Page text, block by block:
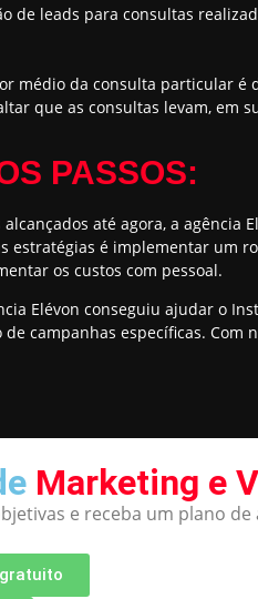
de leads para consultas
médio da consulta particular é
que as consultas levam, em
PASSOS:
alcançados até agora, a
estratégias é implementar um
os custos com pessoal.
Elévon conseguiu ajudar o
campanhas específicas. Com
Marketing e
e receba um plano